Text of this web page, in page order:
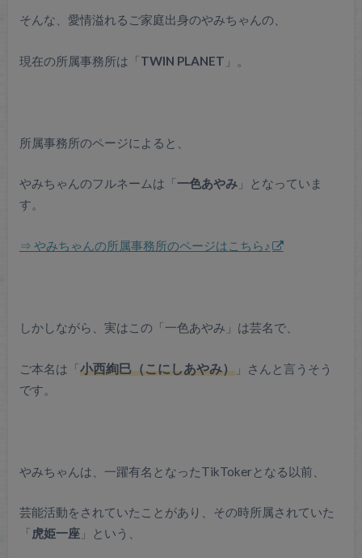
そんな、愛情溢れるご家庭出身のやみちゃんの、
現在の所属事務所は「TWIN PLANET 」。
所属事務所のページによると、
やみちゃんのフルネームは「一色あやみ」となっていま
す。
⇒ やみちゃんの所属事務所のページはこちら♪
しかしながら、実はこの「一色あやみ」は芸名で、
ご本名は「小西絢巳（こにしあやみ）」さんと言うそう
です。
やみちゃんは、一躍有名となったTikTokerとなる以前、
芸能活動をされていたことがあり、その時所属されていた
「 虎姫一座」という、